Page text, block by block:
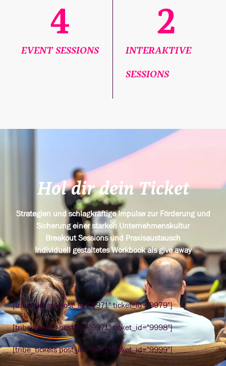
EVENT SESSIONS
4
INTERAKTIVE
SESSIONS
2
Hol dir dein Ticket
Strategien und schlagkräftige Impulse zur Förderung und
Sicherung einer starken Unternehmenskultur
Breakout Sessions und Praxisaustausch
Individuell gestaltetes Workbook als give away
[tribe_tickets post_id="9971" ticket_id="9979"]
[tribe_tickets post_id="9971" ticket_id="9998"]
[tribe_tickets post_id="9971" ticket_id="9999"]